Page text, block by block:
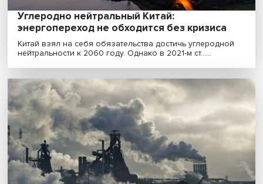
Углеродно нейтральный Китай:
энергопереход не обходится без кризиса
Китай взял на себя обязательства достичь
нейтральности к 2060 году. Однако в 2021-м ст......